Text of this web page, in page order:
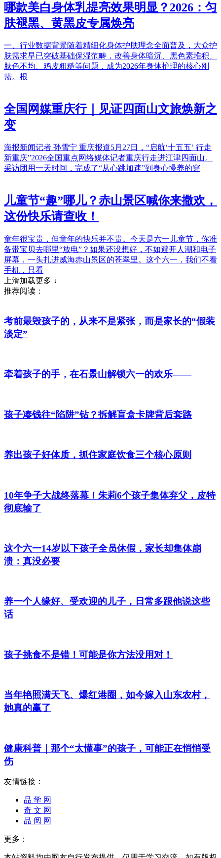
哪款美白身体乳提亮效果明显？2026：匀
肤褪黑、黄黑皮专属焕亮
一、行业数据背景随着精细化身体护肤理念全面普及，大众护
肤需求早已突破基础保湿范畴，改善身体暗沉、黑色素堆积、
肤色不均、鸡皮粗糙等问题，成为2026年身体护理的核心刚
需。根
全国网媒重庆行｜见证四面山文旅焕新之
变
海报新闻记者 孙雪宁 重庆报道5月27日，“启航‘十五五’ 行走
新重庆”2026全国重点网络媒体记者重庆行走进江津四面山。
采访团用一天时间，完成了“从心跳加速”到身心慢养的穿
儿童节“趣”哪儿？赤山景区喊你来撒欢，
这份快乐请查收！
童年很宝贵，但童年的快乐并不贵。今天是六一儿童节，你准
备带宝贝去哪里“放电”？如果还没想好，不如避开人潮和电子
屏幕，一头扎进威海赤山景区的苍翠里。这个六一，我们不看
手机，只看
上滑加载更多 ↓
推荐阅读：
考前最毁孩子的，从来不是紧张，而是家长的“假装
淡定”
牵着孩子的手，在石景山解锁六一的欢乐——
孩子凑钱往“陷阱”钻？拆解盲盒卡牌背后套路
养出孩子好体质，抓住家庭饮食三个核心原则
10年争子大战终落幕！朱莉6个孩子集体弃父，皮特
彻底输了
这个六一14岁以下孩子全员休假，家长却集体崩
溃：真没必要
养一个人缘好、受欢迎的儿子，日常多跟他说这些
话
孩子挑食不是错！可能是你方法没用对！
当年艳照满天飞、爆红港圈，如今嫁入山东农村，
她真的赢了
健康科普｜那个“太懂事”的孩子，可能正在悄悄受
伤
友情链接：
品 学 网
奇 文 网
品 阅 网
更多：